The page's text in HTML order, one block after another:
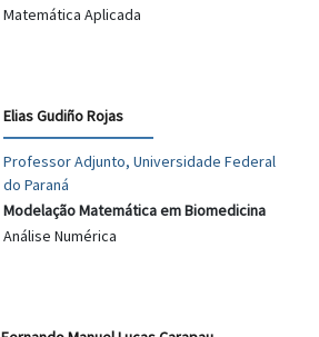
Matemática Aplicada
Elias Gudiño Rojas
Professor Adjunto, Universidade Federal
do Paraná
Modelação Matemática em Biomedicina
Análise Numérica